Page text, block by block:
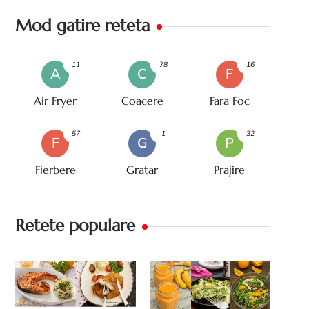
Mod gatire reteta
A
Air Fryer
11
C
Coacere
78
F
Fara Foc
16
F
Fierbere
57
G
Gratar
1
P
Prajire
32
Retete populare